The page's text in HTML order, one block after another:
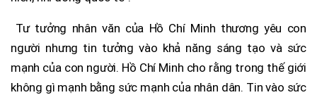
Tư tưởng nhân văn của Hồ Chí Minh thương yêu con
người nhưng tin tưởng vào khả năng sáng tạo và sức
mạnh của con người. Hồ Chí Minh cho rằng trong thế giới
không gì mạnh bằng sức mạnh của nhân dân. Tin vào sức